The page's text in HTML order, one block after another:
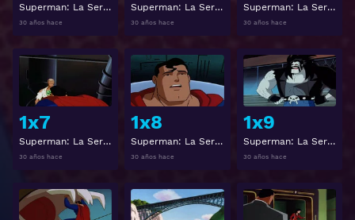
Superman: La Serie Animada 1x4
30 años hace
Superman: La Serie Animada 1x5
30 años hace
Superman: La Serie Animada 1x6
30 años hace
1x7
Superman: La Serie Animada 1x7
30 años hace
Ver
1x8
Superman: La Serie Animada 1x8
30 años hace
Ver
1x9
Superman: La Serie Animada 1x9
30 años hace
Ver Ver